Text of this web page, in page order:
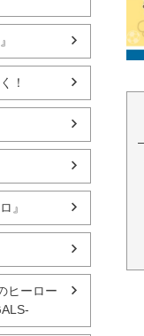
！
』
ヒーロー